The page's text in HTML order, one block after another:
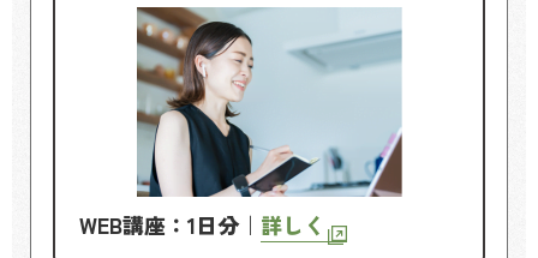
WEB講座：1日分｜ 詳しく